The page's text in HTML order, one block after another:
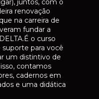
Prestação de
sobre os
13. Direito
Pós-
juntos, com o
renovação
na carreira de
fundar a
o curso
para você
um distintivo de
isso, contamos
cadernos em
e uma didática